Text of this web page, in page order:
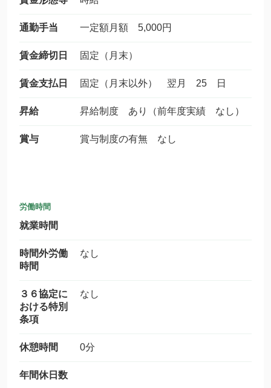
通勤手当 一定額月額 5,000円
賃金締切日 固定（月末）
賃金支払日 固定（月末以外） 翌月 25 日
昇給 昇給制度 あり（前年度実績 なし）
賞与 賞与制度の有無 なし
労働時間
就業時間
時間外労働
時間
なし
３６協定に
おける特別
条項
なし
休憩時間 0分
年間休日数